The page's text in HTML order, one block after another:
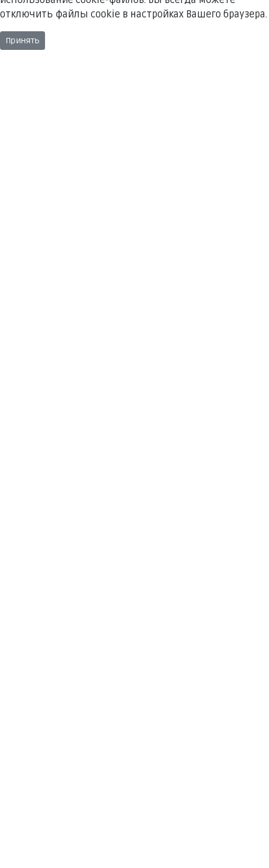
отключить файлы cookie в настройках Вашего браузера.
Принять